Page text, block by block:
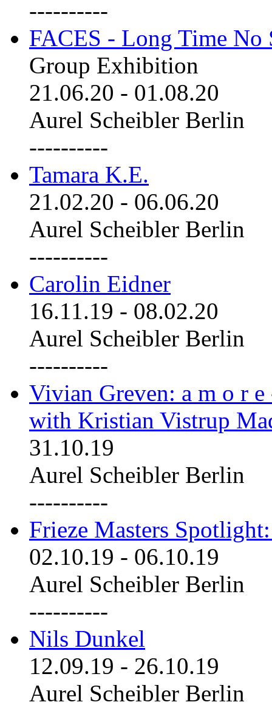
----------
FACES - Long Time No
Group Exhibition
21.06.20 - 01.08.20
Aurel Scheibler Berlin
----------
Tamara K.E.
21.02.20 - 06.06.20
Aurel Scheibler Berlin
----------
Carolin Eidner
16.11.19 - 08.02.20
Aurel Scheibler Berlin
----------
Vivian Greven: a m o r
with Kristian Vistrup
31.10.19
Aurel Scheibler Berlin
----------
Frieze Masters
02.10.19 - 06.10.19
Aurel Scheibler Berlin
----------
Nils Dunkel
12.09.19 - 26.10.19
Aurel Scheibler Berlin